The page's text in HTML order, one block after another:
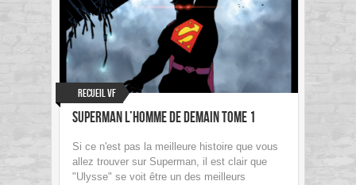
Recueil VF
Superman L’Homme De Demain Tome 1
Si ce n'est pas la meilleure histoire que vous
allez trouver sur Superman, il est clair que
"Ulysse" se voit être un des meilleurs